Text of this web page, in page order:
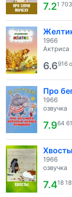
7.21
1966
Актриса
6.6916
Про
1966
озвучка
7.964
Хвосты
1966
озвучка
7.418